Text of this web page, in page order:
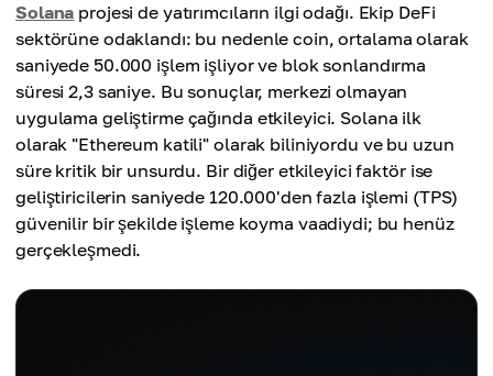
Solana projesi de yatırımcıların ilgi odağı. Ekip DeFi
sektörüne odaklandı: bu nedenle coin, ortalama olarak
saniyede 50.000 işlem işliyor ve blok sonlandırma
süresi 2,3 saniye. Bu sonuçlar, merkezi olmayan
uygulama geliştirme çağında etkileyici. Solana ilk
olarak "Ethereum katili" olarak biliniyordu ve bu uzun
süre kritik bir unsurdu. Bir diğer etkileyici faktör ise
geliştiricilerin saniyede 120.000'den fazla işlemi (TPS)
güvenilir bir şekilde işleme koyma vaadiydi; bu henüz
gerçekleşmedi.